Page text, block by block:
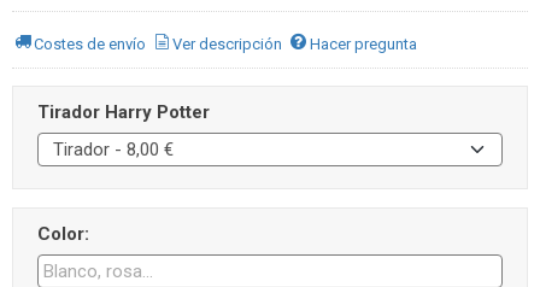
Costes de envío Ver descripción Hacer pregunta
Tirador Harry Potter
Color: